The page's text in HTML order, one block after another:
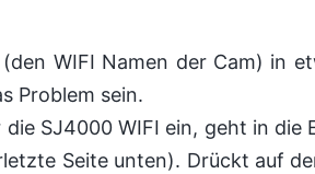
WIFI Namen der Cam) in
Problem sein.
SJ4000 WIFI ein, geht in die
Seite unten). Drückt auf